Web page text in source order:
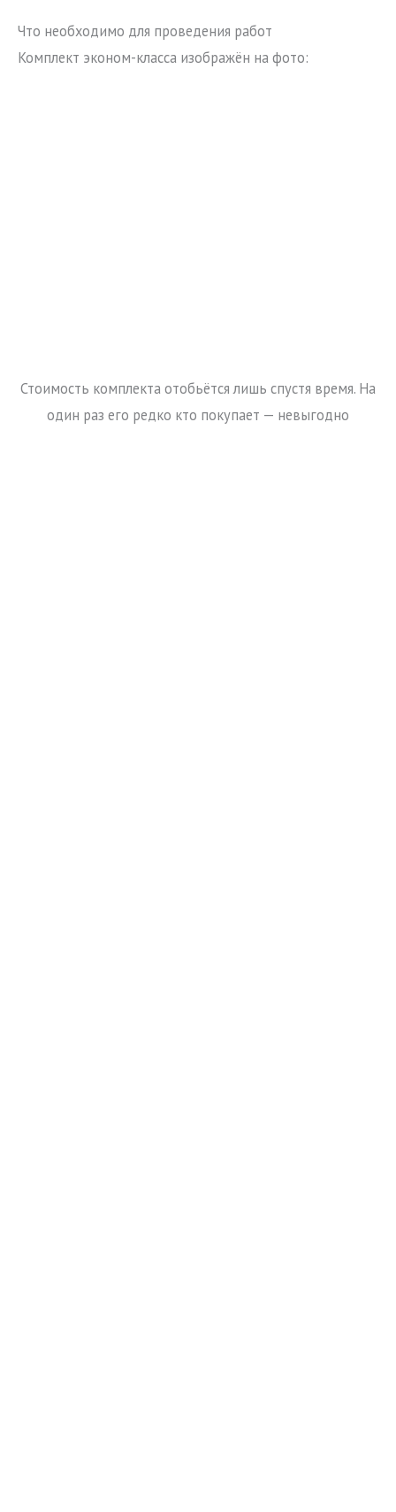
Что необходимо для проведения работ
Комплект эконом-класса изображён на фото:
Стоимость комплекта отобьётся лишь спустя время. На
один раз его редко кто покупает — невыгодно